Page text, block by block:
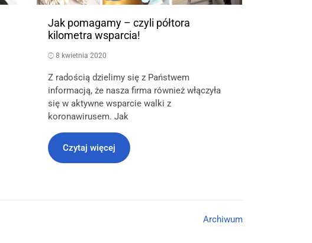
Jak pomagamy – czyli półtora
kilometra wsparcia!
8 kwietnia 2020
Z radością dzielimy się z Państwem
informacją, że nasza firma również włączyła
się w aktywne wsparcie walki z
koronawirusem. Jak
Czytaj więcej
Archiwum